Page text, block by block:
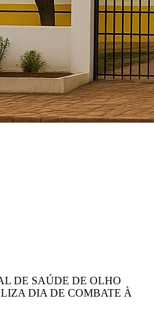
DE SAÚDE DE OLHO
DIA DE COMBATE À